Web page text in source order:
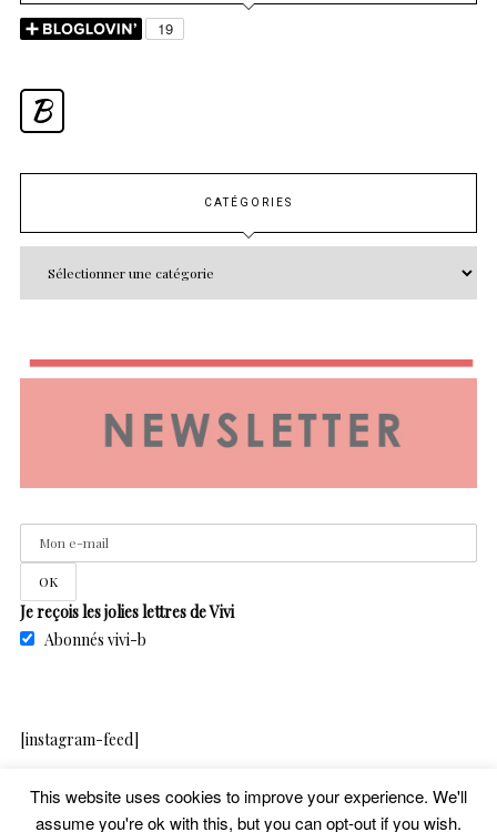
B
CATÉGORIES
Je reçois les jolies lettres de Vivi
Abonnés vivi-b
[instagram-feed]
This website uses cookies to improve your experience. We'll
assume you're ok with this, but you can opt-out if you wish.